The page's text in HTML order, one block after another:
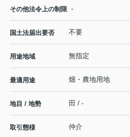
その他法令上の制限 -
国土法届出要否 不要
用途地域 無指定
最適用途 畑・農地用地
地目 / 地勢 田 / -
取引態様 仲介